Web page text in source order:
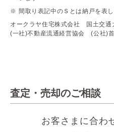
間取り表記中のＳとは納戸を表
オークラヤ住宅株式会社 国土交通
(一社)不動産流通経営協会 (公社)
査定・売却のご相談
お客さまに合わ